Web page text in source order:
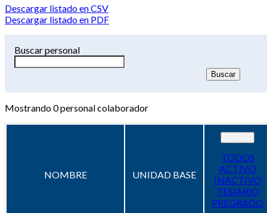
Descargar listado en CSV
Descargar listado en PDF
Buscar personal
Mostrando0personal colaborador
NOMBRE UNIDAD BASE
TODOS
ACTIVO
INACTIVO
TESIARIO
PREGRADO